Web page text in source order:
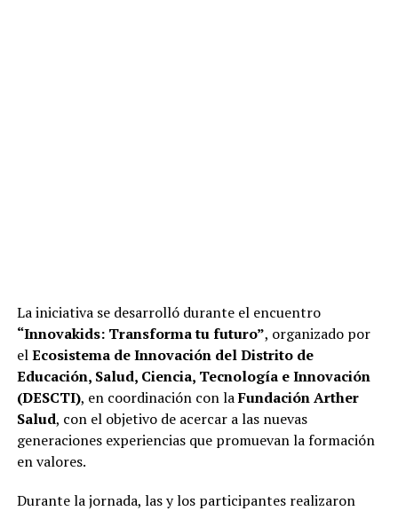
La iniciativa se desarrolló durante el encuentro
“Innovakids: Transforma tu futuro”, organizado por
elEcosistema de Innovación del Distrito de
Educación, Salud, Ciencia, Tecnología e Innovación
(DESCTI), en coordinación con laFundación Arther
Salud, con el objetivo de acercar a las nuevas
generaciones experiencias que promuevan la formación
en valores.
Durante la jornada, las y los participantes realizaron